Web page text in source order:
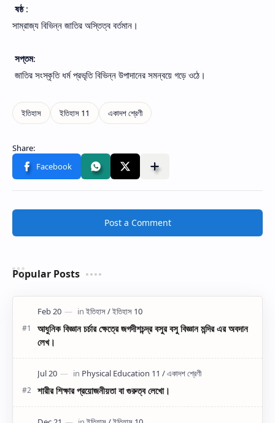
ষষ্ঠ:
সাম্রাজ্য বিভিন্ন জাতির অস্তিত্ব বর্তমান।
সপ্তম:
জাতির সংস্কৃতি ধর্ম প্রভৃতি বিভিন্ন উপাদানের সমন্বয়ে গড়ে ওঠে।
Post a Comment
Popular Posts
আধুনিক বিজ্ঞান চর্চার ক্ষেত্রে জগদীশচন্দ্র বসুর বসু বিজ্ঞান মন্দির এর অবদান
লেখ।
শারীর শিক্ষার প্রয়োজনীয়তা বা গুরুত্ব লেখো।